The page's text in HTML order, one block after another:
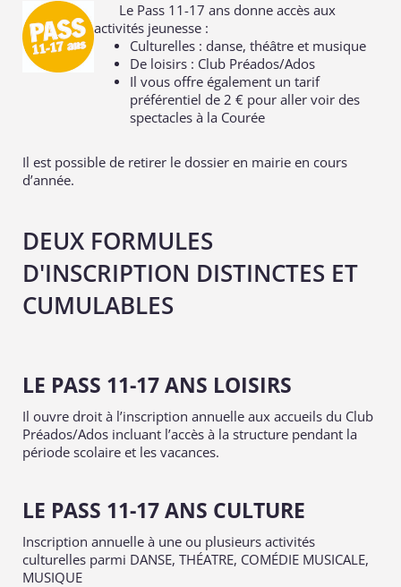
Le Pass 11-17 ans donne accès aux
activités jeunesse :
Culturelles : danse, théâtre et musique
De loisirs : Club Préados/Ados
Il vous offre également un tarif
préférentiel de 2 € pour aller voir des
spectacles à la Courée
Il est possible de retirer le dossier en mairie en cours
d’année.
DEUX FORMULES
D'INSCRIPTION DISTINCTES ET
CUMULABLES
LE PASS 11-17 ANS LOISIRS
Il ouvre droit à l’inscription annuelle aux accueils du Club
Préados/Ados incluant l’accès à la structure pendant la
période scolaire et les vacances.
LE PASS 11-17 ANS CULTURE
Inscription annuelle à une ou plusieurs activités
culturelles parmi DANSE, THÉATRE, COMÉDIE MUSICALE,
MUSIQUE